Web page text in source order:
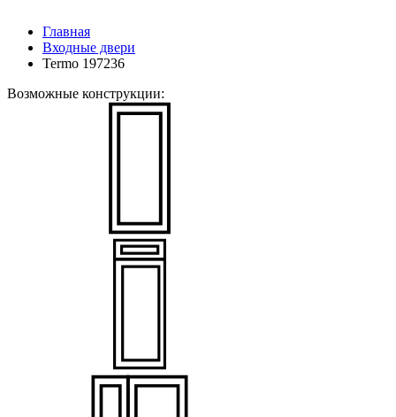
Главная
Входные двери
Termo 197236
Возможные конструкции: